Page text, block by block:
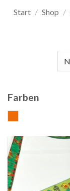
Start / Shop /
Farben